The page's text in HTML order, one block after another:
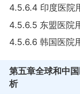
4.5.6.4 印度医院
4.5.6.5 东盟医院
4.5.6.6 韩国医院
第五章全球和中
析